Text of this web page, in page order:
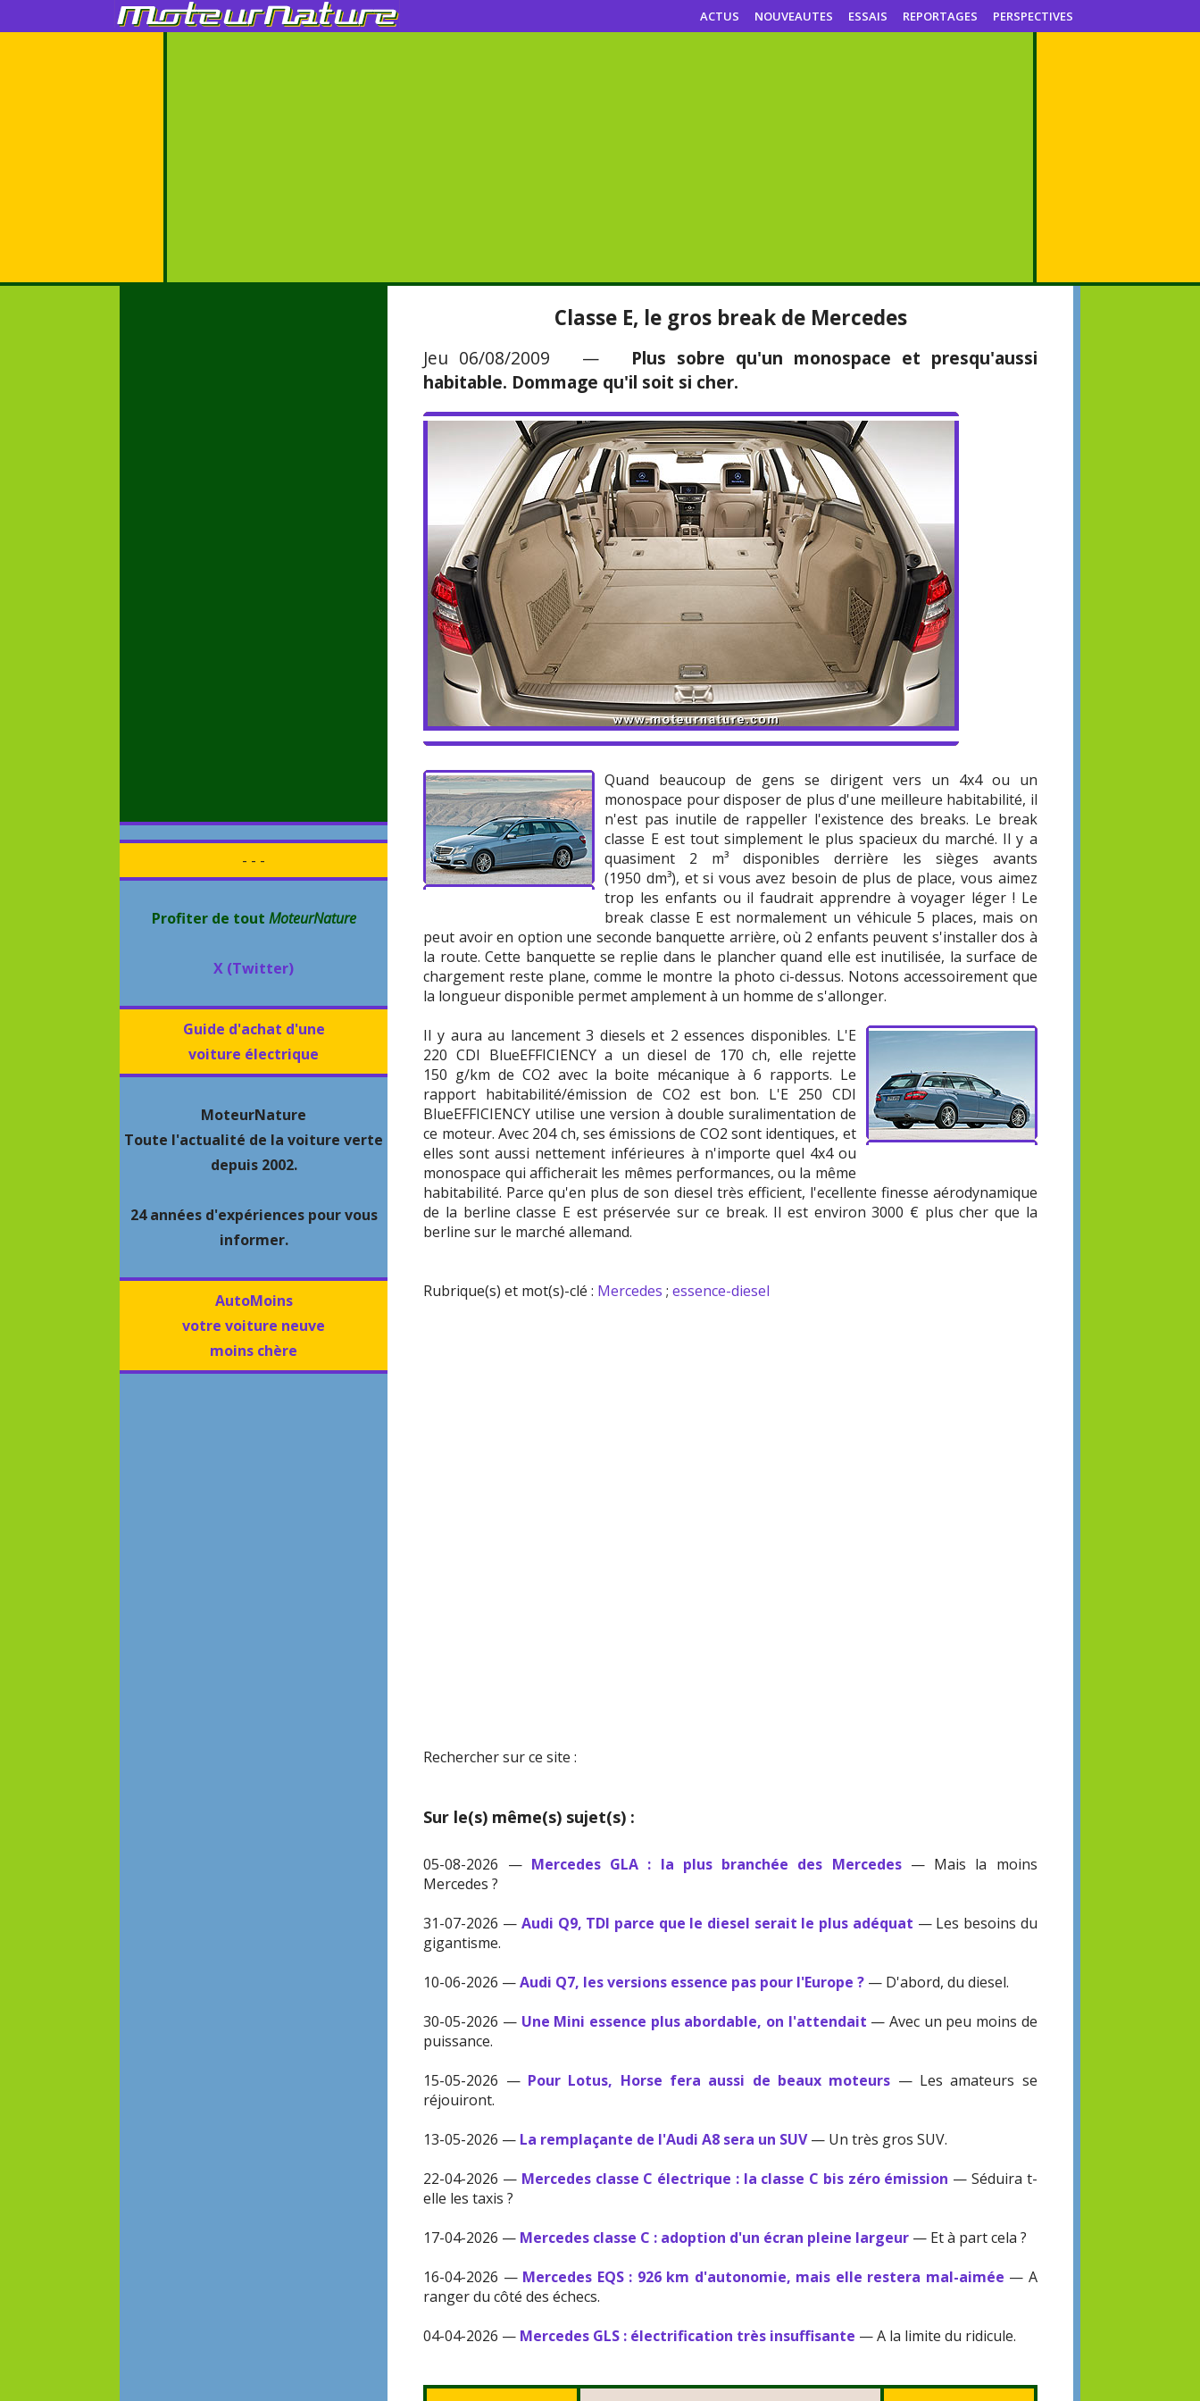
ACTUS NOUVEAUTES ESSAIS REPORTAGES PERSPECTIVES
- - -
Profiter de tout MoteurNature
X (Twitter)
Guide d'achat d'une
voiture électrique
MoteurNature
Toute l'actualité de la voiture verte
depuis 2002.
24 années d'expériences pour vous
informer.
AutoMoins
votre voiture neuve
moins chère
Classe E, le gros break de Mercedes
Jeu 06/08/2009 — Plus sobre qu'un monospace et presqu'aussi
habitable. Dommage qu'il soit si cher.
Quand beaucoup de gens se dirigent vers un 4x4 ou un
monospace pour disposer de plus d'une meilleure habitabilité, il
n'est pas inutile de rappeller l'existence des breaks. Le break
classe E est tout simplement le plus spacieux du marché. Il y a
quasiment 2 m³ disponibles derrière les sièges avants
(1950 dm³), et si vous avez besoin de plus de place, vous aimez
trop les enfants ou il faudrait apprendre à voyager léger ! Le
break classe E est normalement un véhicule 5 places, mais on
peut avoir en option une seconde banquette arrière, où 2 enfants peuvent s'installer dos à
la route. Cette banquette se replie dans le plancher quand elle est inutilisée, la surface de
chargement reste plane, comme le montre la photo ci-dessus. Notons accessoirement que
la longueur disponible permet amplement à un homme de s'allonger.
Il y aura au lancement 3 diesels et 2 essences disponibles. L'E
220 CDI BlueEFFICIENCY a un diesel de 170 ch, elle rejette
150 g/km de CO2 avec la boite mécanique à 6 rapports. Le
rapport habitabilité/émission de CO2 est bon. L'E 250 CDI
BlueEFFICIENCY utilise une version à double suralimentation de
ce moteur. Avec 204 ch, ses émissions de CO2 sont identiques, et
elles sont aussi nettement inférieures à n'importe quel 4x4 ou
monospace qui afficherait les mêmes performances, ou la même
habitabilité. Parce qu'en plus de son diesel très efficient, l'ecellente finesse aérodynamique
de la berline classe E est préservée sur ce break. Il est environ 3000 € plus cher que la
berline sur le marché allemand.
Rubrique(s) et mot(s)-clé : Mercedes ;essence-diesel
Rechercher sur ce site :
Sur le(s) même(s) sujet(s) :
05-08-2026 — Mercedes GLA : la plus branchée des Mercedes— Mais la moins
Mercedes ?
31-07-2026 — Audi Q9, TDI parce que le diesel serait le plus adéquat — Les besoins du
gigantisme.
10-06-2026 —Audi Q7, les versions essence pas pour l'Europe ? — D'abord, du diesel.
30-05-2026 — Une Mini essence plus abordable, on l'attendait — Avec un peu moins de
puissance.
15-05-2026 — Pour Lotus, Horse fera aussi de beaux moteurs — Les amateurs se
réjouiront.
13-05-2026 — La remplaçante de l'Audi A8 sera un SUV— Un très gros SUV.
22-04-2026 — Mercedes classe C électrique : la classe C bis zéro émission — Séduira t-
elle les taxis ?
17-04-2026 — Mercedes classe C : adoption d'un écran pleine largeur — Et à part cela ?
16-04-2026 — Mercedes EQS : 926 km d'autonomie, mais elle restera mal-aimée — A
ranger du côté des échecs.
04-04-2026 — Mercedes GLS : électrification très insuffisante — A la limite du ridicule.